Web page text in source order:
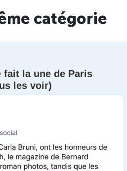
catégorie
fait la une de Paris
les voir)